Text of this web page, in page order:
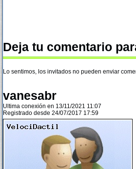
Deja tu comentario
Lo sentimos, los invitados no pueden enviar
vanesabr
Ultima conexión en 13/11/2021 11:07
Registrado desde 24/07/2017 17:59